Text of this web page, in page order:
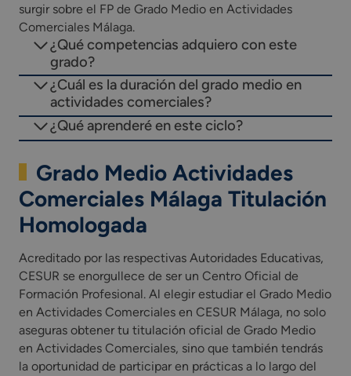
surgir sobre el FP de Grado Medio en Actividades
Comerciales Málaga.
¿Qué competencias adquiero con este
grado?
¿Cuál es la duración del grado medio en
actividades comerciales?
¿Qué aprenderé en este ciclo?
Grado Medio Actividades
Comerciales Málaga Titulación
Homologada
Acreditado por las respectivas Autoridades Educativas,
CESUR se enorgullece de ser un Centro Oficial de
Formación Profesional. Al elegir estudiar el Grado Medio
en Actividades Comerciales en CESUR Málaga, no solo
aseguras obtener tu titulación oficial de Grado Medio
en Actividades Comerciales, sino que también tendrás
la oportunidad de participar en prácticas a lo largo del